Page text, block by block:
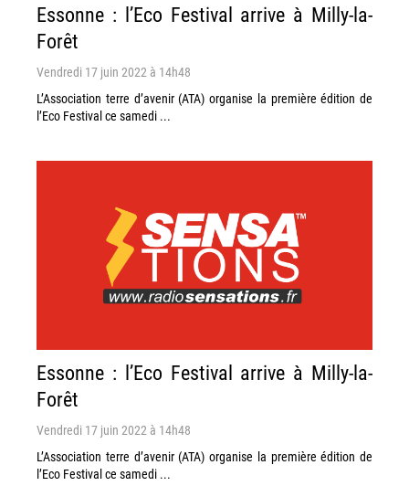
Essonne : l’Eco Festival arrive à Milly-la-
Forêt
Vendredi 17 juin 2022 à 14h48
L’Association terre d’avenir (ATA) organise la première édition de
l’Eco Festival ce samedi ...
Essonne : l’Eco Festival arrive à Milly-la-
Forêt
Vendredi 17 juin 2022 à 14h48
L’Association terre d’avenir (ATA) organise la première édition de
l’Eco Festival ce samedi ...